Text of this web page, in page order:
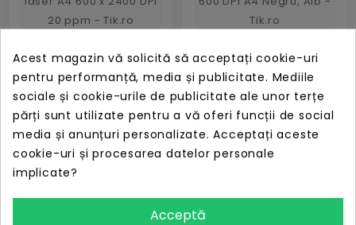
Brother FAX-2940
imprimantă
multifuncțională Cu
laser A4 600 x 2400
DPI 20 ppm
PRET
LIPSĂ STOC
2.547,61 lei
Brother FAX-2845
echipamente fax Cu
laser 33,6 Kbit/s
300 x 600 DPI A4
Negru, Alb
PRET
LIPSĂ STOC
2.234,82 lei
Acest magazin vă solicită să acceptați cookie-uri
pentru performanță, media și publicitate. Mediile
sociale și cookie-urile de publicitate ale unor terțe
părți sunt utilizate pentru a vă oferi funcții de social
media și anunțuri personalizate. Acceptați aceste
cookie-uri și procesarea datelor personale
implicate?
Acceptă